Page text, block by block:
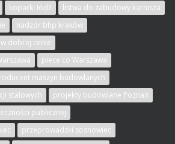
koparki łódź
listwa do zabudowy karnisza
nadzór bhp kraków
dobrej cenie
piece co Warszawa
maszyn budowlanych
stalowych
projekty budowlane Poznań
publicznej
przeprowadzki sosnowiec